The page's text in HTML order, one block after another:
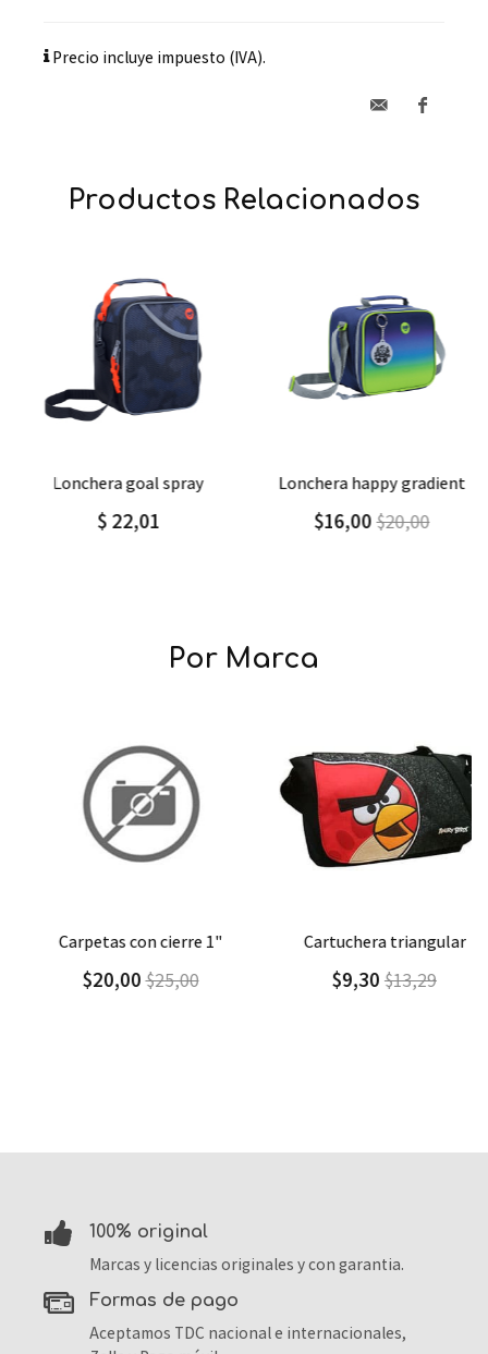
Precio incluye impuesto (IVA).
Productos Relacionados
Agregar Detalle
lonchera goal spray
$ 22,01
Agregar Detalle
lonchera happy gradient
$16,00$20,00
Por Marca
Agregar Detalle
carpetas con cierre 1"
$20,00$25,00
Agregar Detalle
cartuchera triangular
$9,30$13,29
100% original
Marcas y licencias originales y con garantia.
formas de pago
Aceptamos TDC nacional e internacionales,